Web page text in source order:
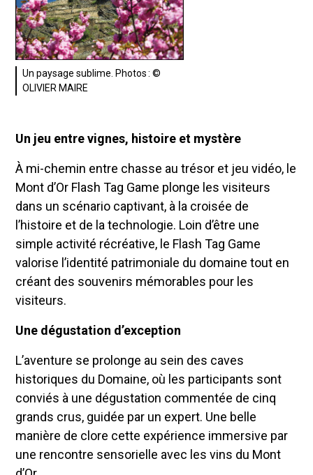
Un paysage sublime. Photos : ©
OLIVIER MAIRE
Un jeu entre vignes, histoire et mystère
À mi-chemin entre chasse au trésor et jeu vidéo, le
Mont d’Or Flash Tag Game plonge les visiteurs
dans un scénario captivant, à la croisée de
l’histoire et de la technologie. Loin d’être une
simple activité récréative, le Flash Tag Game
valorise l’identité patrimoniale du domaine tout en
créant des souvenirs mémorables pour les
visiteurs.
Une dégustation d’exception
L’aventure se prolonge au sein des caves
historiques du Domaine, où les participants sont
conviés à une dégustation commentée de cinq
grands crus, guidée par un expert. Une belle
manière de clore cette expérience immersive par
une rencontre sensorielle avec les vins du Mont